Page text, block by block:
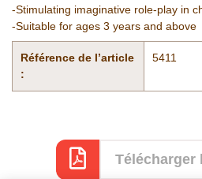
-Stimulating imaginative role-play in
-Suitable for ages 3 years and above
Référence de l’article
:
5411
Télécharger